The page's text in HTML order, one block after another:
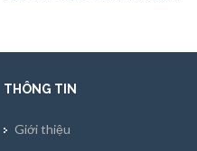
THÔNG TIN
Giới thiệu